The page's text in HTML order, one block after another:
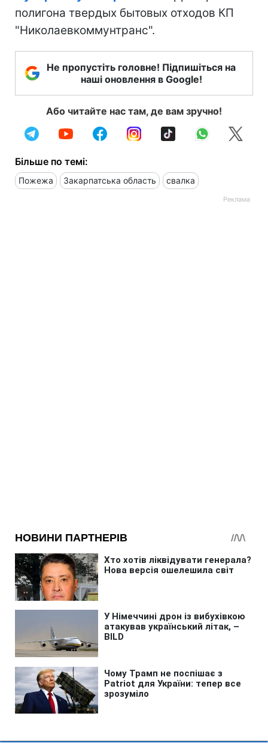
полигона твердых бытовых отходов КП
"Николаевкоммунтранс".
Не пропустіть головне! Підпишіться на
наші оновлення в Google!
Або читайте нас там, де вам зручно!
Більше по темі:
Пожежа Закарпатська область свалка